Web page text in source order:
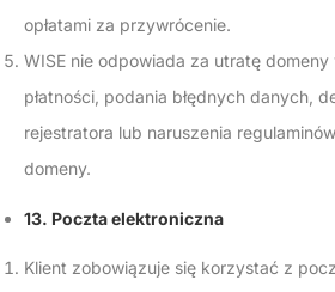
opłatami za przywrócenie.
WISE nie odpowiada za utratę
płatności, podania błędnych danych,
rejestratora lub naruszenia
domeny.
13. Poczta elektroniczna
Klient zobowiązuje się korzystać z